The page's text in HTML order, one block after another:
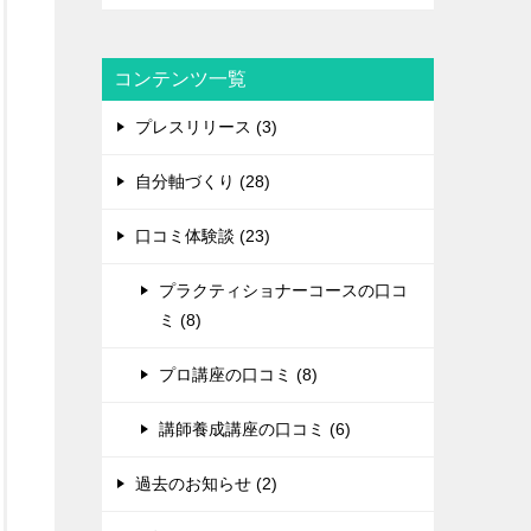
コンテンツ一覧
プレスリリース (3)
自分軸づくり (28)
口コミ体験談 (23)
プラクティショナーコースの口コ
ミ (8)
プロ講座の口コミ (8)
講師養成講座の口コミ (6)
過去のお知らせ (2)